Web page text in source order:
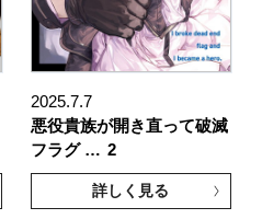
2025.7.7
悪役貴族が開き直って破滅
フラグ … 2
詳しく見る